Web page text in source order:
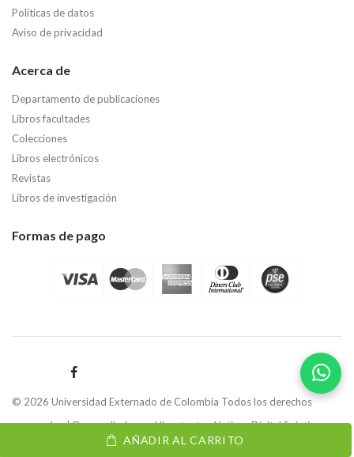
AÑADIR AL CARRITO
Políticas de datos
Aviso de privacidad
Acerca de
Departamento de publicaciones
Libros facultades
Colecciones
Libros electrónicos
Revistas
Libros de investigación
Formas de pago
© 2026 Universidad Externado de Colombia Todos los derechos
reservados | Desarrollado porHipertexto - Netizen Digital Solutions.